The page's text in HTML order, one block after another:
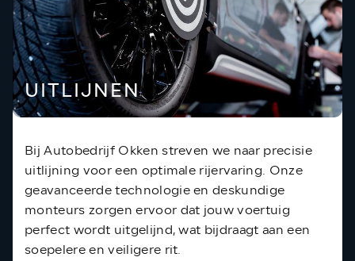
UITLIJNEN
Bij Autobedrijf Okken streven we naar precisie
uitlijning voor een optimale rijervaring. Onze
geavanceerde technologie en deskundige
monteurs zorgen ervoor dat jouw voertuig
perfect wordt uitgelijnd, wat bijdraagt aan een
soepelere en veiligere rit.